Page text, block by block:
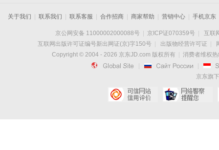
关于我们 联系我们 联系客服 合作招商 商家帮助 营销中心 手机京东
京公网安备 11000002000088号 京ICP证070359号
互联
互联网出版许可证编号新出网证(京)字150号
出版物经营许可证
Copyright © 2004 - 2026 京东JD.com 版权所有 消费者维权
 
京东旗